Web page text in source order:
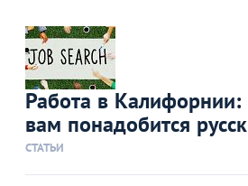
Работа в Калифорнии:
вам понадобится
СТАТЬИ